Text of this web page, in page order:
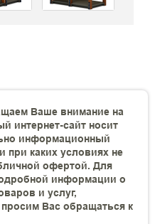
Ваше внимание на
интернет-сайт носит
информационный
при каких условиях не
офертой. Для
информации о
и услуг,
Вас обращаться к